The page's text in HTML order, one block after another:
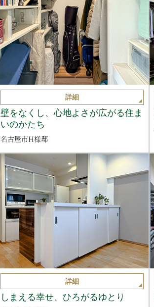
詳細
壁をなくし、心地よさが広がる住ま
いのかたち
名古屋市H様邸
詳細
しまえる幸せ、ひろがるゆとり